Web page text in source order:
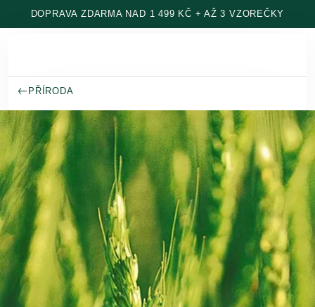
Přeskočit na hlavní obsah
DOPRAVA ZDARMA NAD 1 499 KČ + AŽ 3 VZOREČKY
PŘÍRODA